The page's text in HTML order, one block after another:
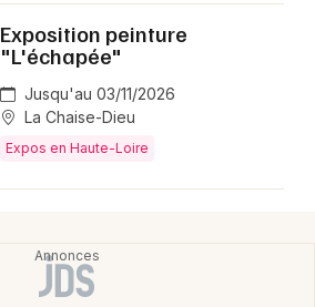
Exposition peinture
"L'échapée"
Jusqu'au 03/11/2026
La Chaise-Dieu
Expos en Haute-Loire